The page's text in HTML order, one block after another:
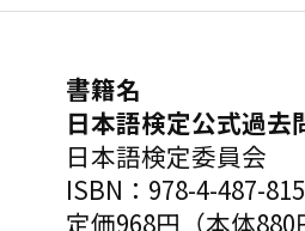
書籍名
日本語検定公式過
日本語検定委員会
ISBN：978-4-487-
定価968円（本体880